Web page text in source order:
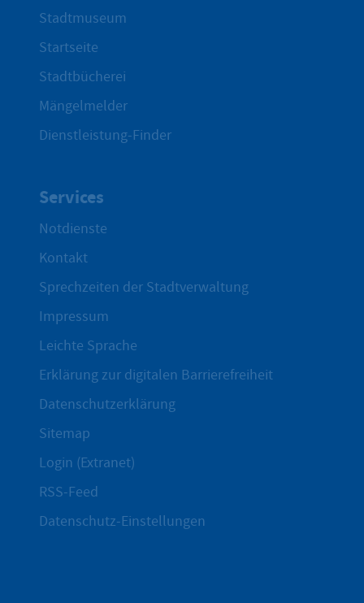
Stadtmuseum
Startseite
Stadtbücherei
Mängelmelder
Dienstleistung-Finder
Services
Notdienste
Kontakt
Sprechzeiten der Stadtverwaltung
Impressum
Leichte Sprache
Erklärung zur digitalen Barrierefreiheit
Datenschutzerklärung
Sitemap
Login (Extranet)
RSS-Feed
Datenschutz-Einstellungen